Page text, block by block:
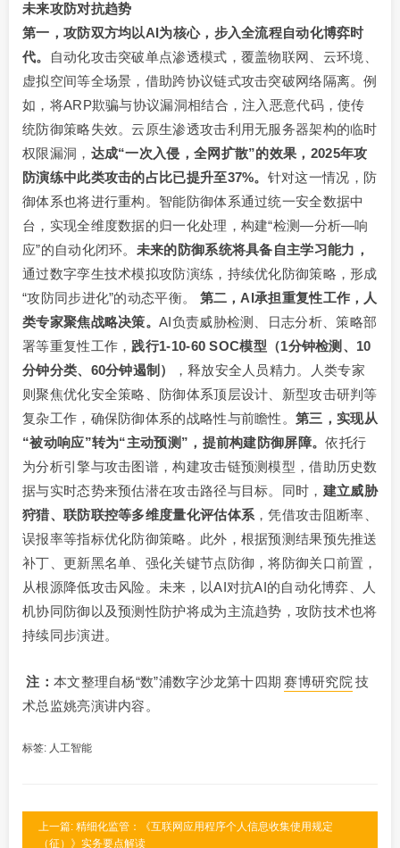
未来攻防对抗趋势
第一，攻防双方均以AI为核心，步入全流程自动化博弈时
代。
自动化攻击突破单点渗透模式，覆盖物联网、云环境、
虚拟空间等全场景，借助跨协议链式攻击突破网络隔离。例
如，将ARP欺骗与协议漏洞相结合，注入恶意代码，使传
统防御策略失效。云原生渗透攻击利用无服务器架构的临时
权限漏洞， 达成“一次入侵，全网扩散”的效果，2025年攻
防演练中此类攻击的占比已提升至37%。 针对这一情况，防
御体系也将进行重构。智能防御体系通过统一安全数据中
台，实现全维度数据的归一化处理，构建“检测—分析—响
应”的自动化闭环。 未来的防御系统将具备自主学习能力，
通过数字孪生技术模拟攻防演练，持续优化防御策略，形成
“攻防同步进化”的动态平衡。 第二，AI承担重复性工作，人
类专家聚焦战略决策。AI负责威胁检测、日志分析、策略部
署等重复性工作， 践行1-10-60 SOC模型（1分钟检测、10
分钟分类、60分钟遏制）
，释放安全人员精力。人类专家
则聚焦优化安全策略、防御体系顶层设计、新型攻击研判等
复杂工作，确保防御体系的战略性与前瞻性。 第三，实现从
“被动响应”转为“主动预测”，提前构建防御屏障。依托行
为分析引擎与攻击图谱，构建攻击链预测模型，借助历史数
据与实时态势来预估潜在攻击路径与目标。同时， 建立威胁
狩猎、联防联控等多维度量化评估体系，凭借攻击阻断率、
误报率等指标优化防御策略。此外，根据预测结果预先推送
补丁、更新黑名单、强化关键节点防御，将防御关口前置，
从根源降低攻击风险。未来，以AI对抗AI的自动化博弈、人
机协同防御以及预测性防护将成为主流趋势，攻防技术也将
持续同步演进。
注： 本文整理自杨“数”浦数字沙龙第十四期 赛博研究院技
术总监姚亮演讲内容。
标签: 人工智能
上一篇: 精细化监管：《互联网应用程序个人信息收集使用规定
（征）》实务要点解读